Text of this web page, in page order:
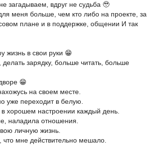
загадываем, вдруг не судьба 🥹
меня больше, чем кто либо на проекте, за
плане и в поддержке, общении И так
жизнь в свои руки 😁
делать зарядку, больше читать, больше
😁
на своем месте.
уже переходит в белую.
хорошем настроении каждый день.
наладила отношения.
личную жизнь.
что мне действительно мешало.